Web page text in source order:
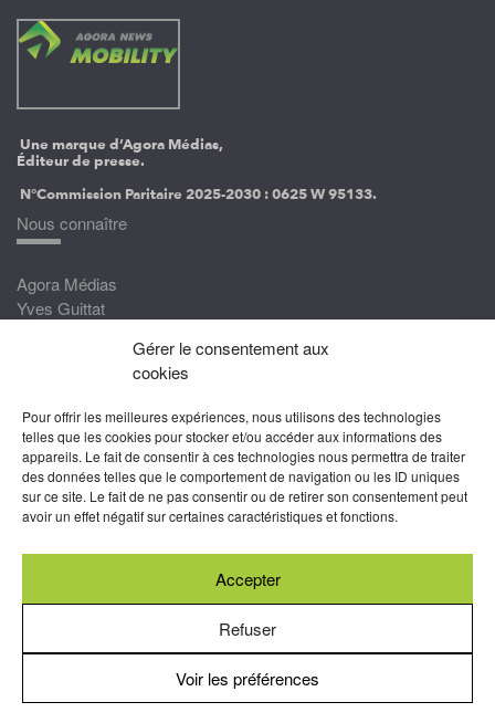
Gérer le consentement aux
cookies
Pour offrir les meilleures expériences, nous utilisons des technologies
telles que les cookies pour stocker et/ou accéder aux informations des
appareils. Le fait de consentir à ces technologies nous permettra de traiter
des données telles que le comportement de navigation ou les ID uniques
sur ce site. Le fait de ne pas consentir ou de retirer son consentement peut
avoir un effet négatif sur certaines caractéristiques et fonctions.
Accepter
Refuser
Voir les préférences
Une marque d’Agora Médias,
Éditeur de presse.
N°Commission Paritaire 2025-2030 :0625 W 95133.
Nous connaître
Agora Médias
Yves Guittat
Devenez correspondant
Rejoignez nos experts
Devenez Partenaire
Nous suivre
Abonnez-vous à nos newsletters
Conditions générales d’utilisation
de cookies